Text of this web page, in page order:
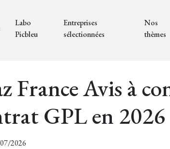
Labo
Picbleu
Entreprises
sélectionnées
Nos
thèmes
France Avis à
GPL en 2026
2026